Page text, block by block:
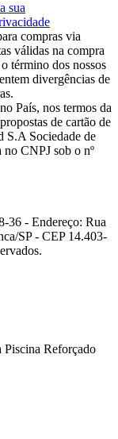
sua
compras via
válidas na compra
término dos nossos
divergências de
País, nos termos da
de cartão de
S.A Sociedade de
CNPJ sob o nº
36 - Endereço: Rua
SP - CEP 14.403-
Piscina Reforçado